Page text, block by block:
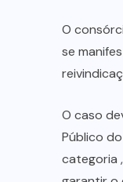
O
se
O caso
Público
categoria